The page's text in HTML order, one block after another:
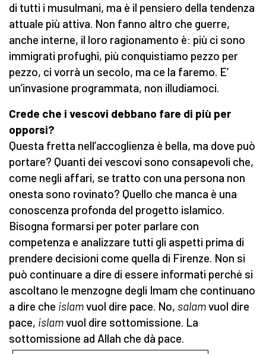
di tutti i musulmani, ma è il pensiero della tendenza
attuale più attiva. Non fanno altro che guerre,
anche interne, il loro ragionamento è: più ci sono
immigrati profughi, più conquistiamo pezzo per
pezzo, ci vorrà un secolo, ma ce la faremo. E’
un’invasione programmata, non illudiamoci.
Crede che i vescovi debbano fare di più per
opporsi?
Questa fretta nell’accoglienza è bella, ma dove può
portare? Quanti dei vescovi sono consapevoli che,
come negli affari, se tratto con una persona non
onesta sono rovinato? Quello che manca è una
conoscenza profonda del progetto islamico.
Bisogna formarsi per poter parlare con
competenza e analizzare tutti gli aspetti prima di
prendere decisioni come quella di Firenze. Non si
può continuare a dire di essere informati perché si
ascoltano le menzogne degli Imam che continuano
a dire che islamvuol dire pace. No, salamvuol dire
pace, islamvuol dire sottomissione. La
sottomissione ad Allah che dà pace.